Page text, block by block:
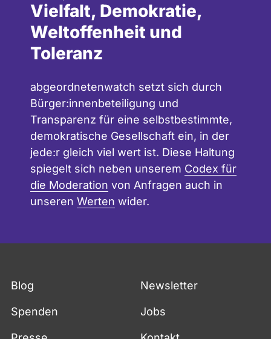
Vielfalt, Demokratie,
Weltoffenheit und
Toleranz
abgeordnetenwatch setzt sich durch
Bürger:innenbeteiligung und
Transparenz für eine selbstbestimmte,
demokratische Gesellschaft ein, in der
jede:r gleich viel wert ist. Diese Haltung
spiegelt sich neben unserem Codex für
die Moderation von Anfragen auch in
unseren Werten wider.
Blog Newsletter
Spenden Jobs